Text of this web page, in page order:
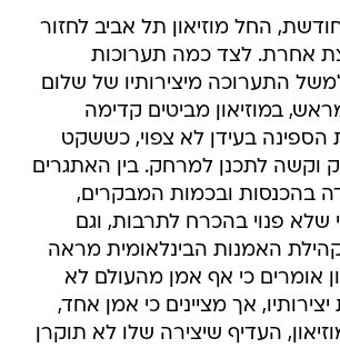
החל מוזיאון תל אביב לחזור
אחרת. לצד כמה תערוכות
התערוכה מיצירותיו של שלום
במוזיאון מביטים קדימה
הספינה בעידן לא צפוי, כששקט
וקשה לתכנן למרחק. בין האתגרים
בהכנסות ובכמות המבקרים,
שלא פנוי בהכרח לתרבות, וגם
האמנות הבינלאומית מראה
אומרים כי אף אמן מהעולם לא
אך מציינים כי אמן אחד,
העדיף שיצירה שלו לא תוקרן